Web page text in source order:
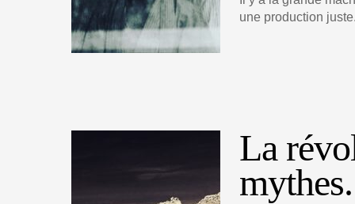
une production
La
mythes.